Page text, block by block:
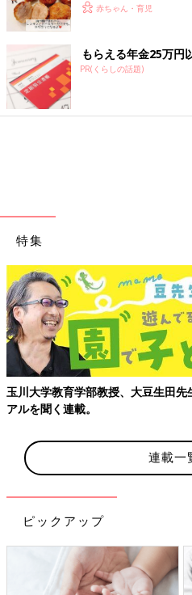
赤ちゃん・育児
もらえる年金25万円
PR(くらしの話題)
特集
玉川大学教育学部教授、大豆生田
アルを聞く連載。
連載一
ピックアップ